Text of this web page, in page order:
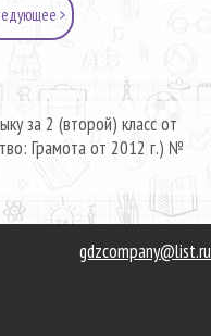
>
за 2 (второй) класс от
Грамота от 2012 г.) №
gdzcompany@list.ru